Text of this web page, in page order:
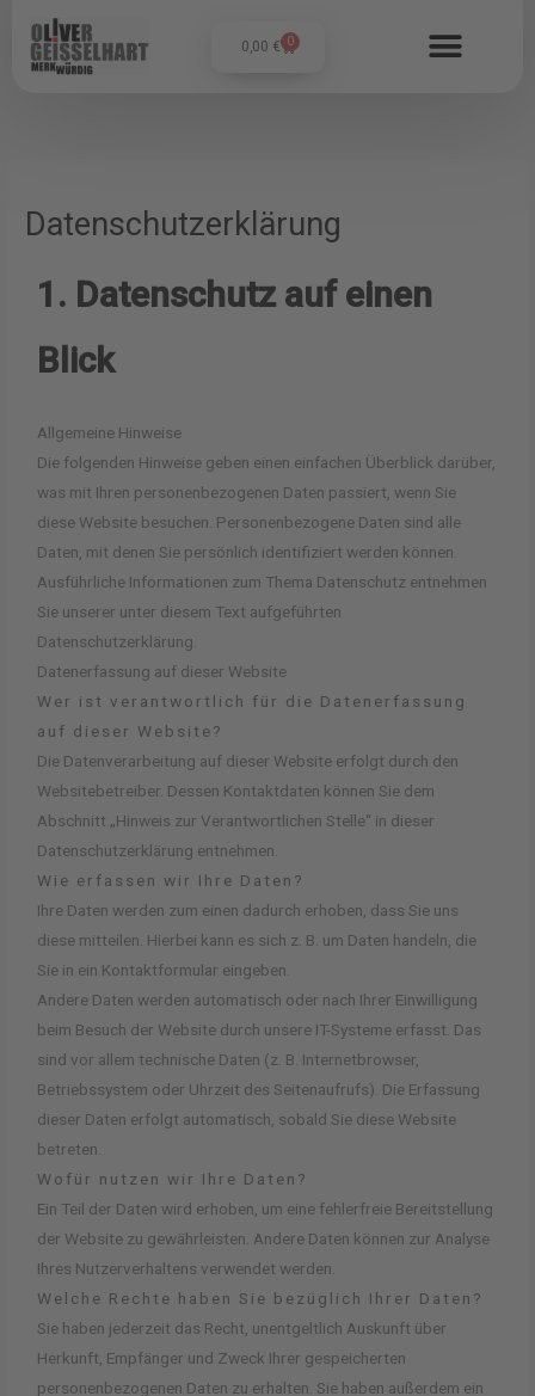
Inhalt
springen
0,00 € 0
Warenkorb
Datenschutzerklärung
1. Datenschutz auf einen
Blick
Allgemeine Hinweise
Die folgenden Hinweise geben einen einfachen Überblick darüber,
was mit Ihren personenbezogenen Daten passiert, wenn Sie
diese Website besuchen. Personenbezogene Daten sind alle
Daten, mit denen Sie persönlich identifiziert werden können.
Ausführliche Informationen zum Thema Datenschutz entnehmen
Sie unserer unter diesem Text aufgeführten
Datenschutzerklärung.
Datenerfassung auf dieser Website
Wer ist verantwortlich für die Datenerfassung
auf dieser Website?
Die Datenverarbeitung auf dieser Website erfolgt durch den
Websitebetreiber. Dessen Kontaktdaten können Sie dem
Abschnitt „Hinweis zur Verantwortlichen Stelle“ in dieser
Datenschutzerklärung entnehmen.
Wie erfassen wir Ihre Daten?
Ihre Daten werden zum einen dadurch erhoben, dass Sie uns
diese mitteilen. Hierbei kann es sich z. B. um Daten handeln, die
Sie in ein Kontaktformular eingeben.
Andere Daten werden automatisch oder nach Ihrer Einwilligung
beim Besuch der Website durch unsere IT-Systeme erfasst. Das
sind vor allem technische Daten (z. B. Internetbrowser,
Betriebssystem oder Uhrzeit des Seitenaufrufs). Die Erfassung
dieser Daten erfolgt automatisch, sobald Sie diese Website
betreten.
Wofür nutzen wir Ihre Daten?
Ein Teil der Daten wird erhoben, um eine fehlerfreie Bereitstellung
der Website zu gewährleisten. Andere Daten können zur Analyse
Ihres Nutzerverhaltens verwendet werden.
Welche Rechte haben Sie bezüglich Ihrer Daten?
Sie haben jederzeit das Recht, unentgeltlich Auskunft über
Herkunft, Empfänger und Zweck Ihrer gespeicherten
personenbezogenen Daten zu erhalten. Sie haben außerdem ein